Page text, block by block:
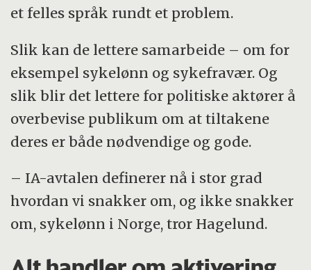
et felles språk rundt et problem.
Slik kan de lettere samarbeide – om for
eksempel sykelønn og sykefravær. Og
slik blir det lettere for politiske aktører å
overbevise publikum om at tiltakene
deres er både nødvendige og gode.
– IA-avtalen definerer nå i stor grad
hvordan vi snakker om, og ikke snakker
om, sykelønn i Norge, tror Hagelund.